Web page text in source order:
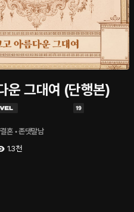
운 그대여 (단행본)
혼 • 존댓말남
1.3천